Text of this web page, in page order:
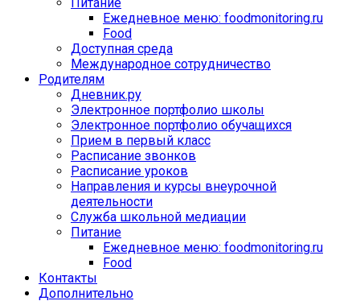
Ежедневное меню: foodmonitoring.ru
Food
Доступная среда
Международное сотрудничество
Родителям
Дневник.ру
Электронное портфолио школы
Электронное портфолио обучащихся
Прием в первый класс
Расписание звонков
Расписание уроков
Направления и курсы внеурочной
деятельности
Служба школьной медиации
Питание
Ежедневное меню: foodmonitoring.ru
Food
Контакты
Дополнительно